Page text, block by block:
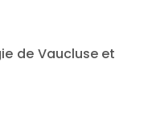
de Vaucluse et